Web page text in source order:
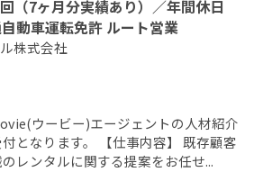
（7ヶ月分実績あり）／年間休日
動車運転免許 ルート営業
株式会社
ウービー)エージェントの人材紹介
となります。 【仕事内容】 既存顧客
レンタルに関する提案をお任せ...